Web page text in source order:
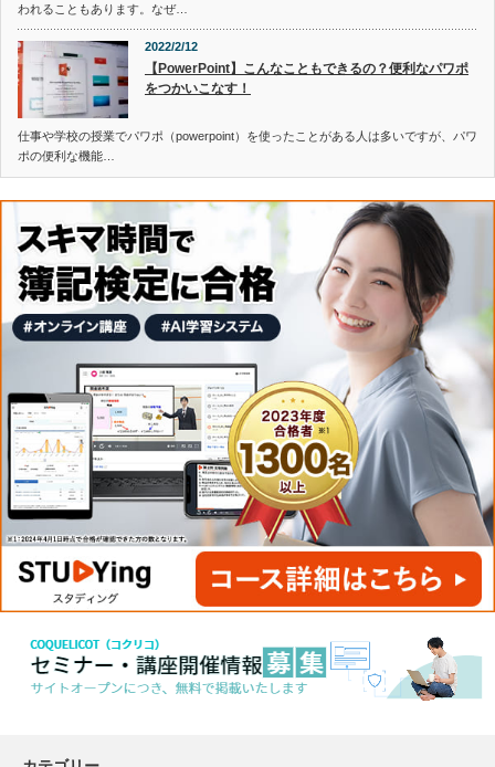
われることもあります。なぜ…
2022/2/12
【PowerPoint】こんなこともできるの？便利なパワポ
をつかいこなす！
仕事や学校の授業でパワポ（powerpoint）を使ったことがある人は多いですが、パワ
ポの便利な機能…